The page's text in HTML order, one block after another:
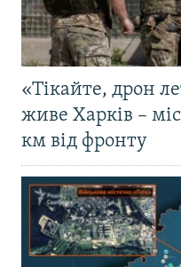
«Тікайте, дрон
живе Харків –
км від фронту